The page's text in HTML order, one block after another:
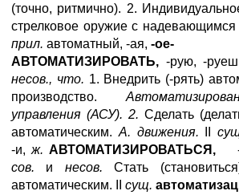
(точно, ритмично). 2.
стрелковое оружие с
прил. автоматный, -ая, -ое-
АВТОМАТИЗИРОВАТЬ, -рую, -
несов., что. 1. Внедрить (-рять)
производство.
управления (АСУ). 2. Сделать
автоматическим. А. движения. II
-и, ж. АВТОМАТИЗИРОВАТЬСЯ,-
сов. и несов. Стать
автоматическим. II сущ.